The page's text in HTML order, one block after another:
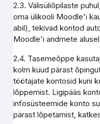
2.3. Välisüliõpilaste
oma ülikooli Moodle'i
abil), tekivad kontod
Moodle'i andmete
2.4. Tasemeõppe
kolm kuud pärast
töötajate kontosid kuni
lõppemist. Ligipääs
infosüsteemide konto
pärast lõpetamist,